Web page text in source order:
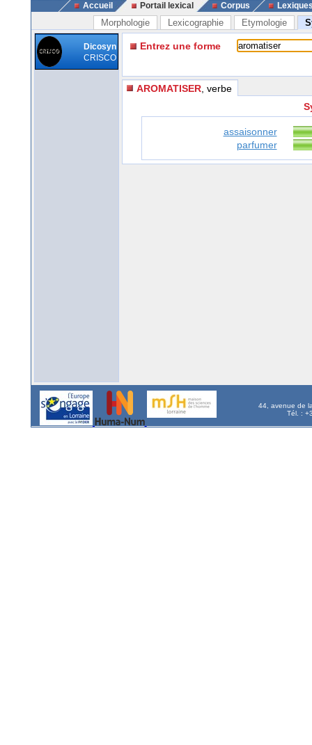
Accueil Portail lexical Corpus
Morphologie Lexicographie Etymologie
Dicosyn
CRISCO
Entrez une forme
AROMATISER , verbe
assaisonner
parfumer
44, avenue de
Tél. :